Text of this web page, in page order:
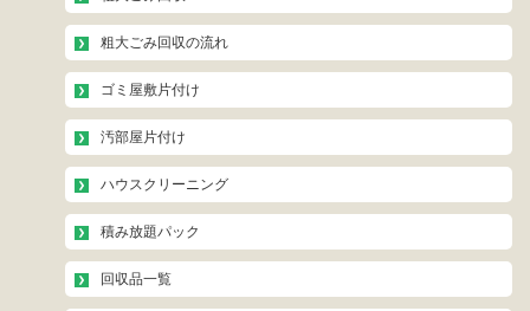
粗大ごみ回収の流れ
ゴミ屋敷片付け
汚部屋片付け
ハウスクリーニング
積み放題パック
回収品一覧